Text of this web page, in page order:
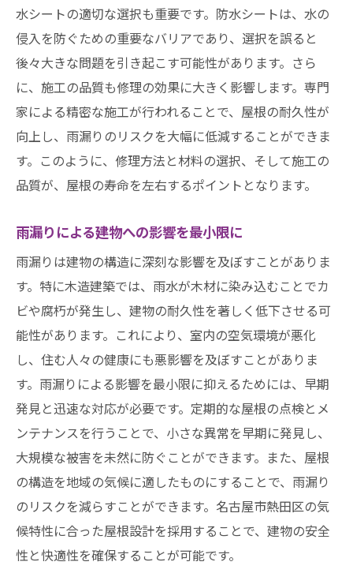
水シートの適切な選択も重要です。防水シートは、水の
侵入を防ぐための重要なバリアであり、選択を誤ると
後々大きな問題を引き起こす可能性があります。さら
に、施工の品質も修理の効果に大きく影響します。専門
家による精密な施工が行われることで、屋根の耐久性が
向上し、雨漏りのリスクを大幅に低減することができま
す。このように、修理方法と材料の選択、そして施工の
品質が、屋根の寿命を左右するポイントとなります。
雨漏りによる建物への影響を最小限に
雨漏りは建物の構造に深刻な影響を及ぼすことがありま
す。特に木造建築では、雨水が木材に染み込むことでカ
ビや腐朽が発生し、建物の耐久性を著しく低下させる可
能性があります。これにより、室内の空気環境が悪化
し、住む人々の健康にも悪影響を及ぼすことがありま
す。雨漏りによる影響を最小限に抑えるためには、早期
発見と迅速な対応が必要です。定期的な屋根の点検とメ
ンテナンスを行うことで、小さな異常を早期に発見し、
大規模な被害を未然に防ぐことができます。また、屋根
の構造を地域の気候に適したものにすることで、雨漏り
のリスクを減らすことができます。名古屋市熱田区の気
候特性に合った屋根設計を採用することで、建物の安全
性と快適性を確保することが可能です。